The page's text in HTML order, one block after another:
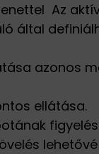
 Az
által
azonos
ellátása.